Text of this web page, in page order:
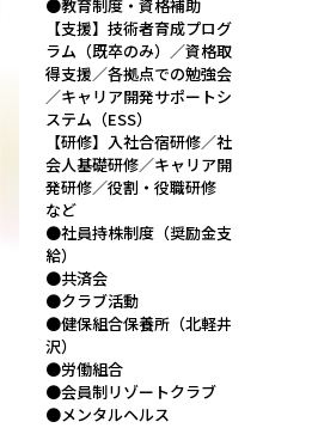
●教育制度・資格補助
【支援】技術者育成プログ
ラム（既卒のみ）／資格取
得支援／各拠点での勉強会
／キャリア開発サポートシ
ステム（ESS）
【研修】入社合宿研修／社
会人基礎研修／キャリア開
発研修／役割・役職研修
など
●社員持株制度（奨励金支
給）
●共済会
●クラブ活動
●健保組合保養所（北軽井
沢）
●労働組合
●会員制リゾートクラブ
●メンタルヘルス